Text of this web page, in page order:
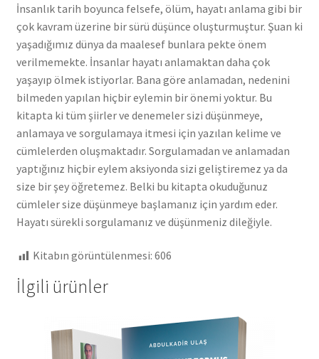
İnsanlık tarih boyunca felsefe, ölüm, hayatı anlama gibi bir
çok kavram üzerine bir sürü düşünce oluşturmuştur. Şuan ki
yaşadığımız dünya da maalesef bunlara pekte önem
verilmemekte. İnsanlar hayatı anlamaktan daha çok
yaşayıp ölmek istiyorlar. Bana göre anlamadan, nedenini
bilmeden yapılan hiçbir eylemin bir önemi yoktur. Bu
kitapta ki tüm şiirler ve denemeler sizi düşünmeye,
anlamaya ve sorgulamaya itmesi için yazılan kelime ve
cümlelerden oluşmaktadır. Sorgulamadan ve anlamadan
yaptığınız hiçbir eylem aksiyonda sizi geliştiremez ya da
size bir şey öğretemez. Belki bu kitapta okuduğunuz
cümleler size düşünmeye başlamanız için yardım eder.
Hayatı sürekli sorgulamanız ve düşünmeniz dileğiyle.
Kitabın görüntülenmesi: 606
İlgili ürünler